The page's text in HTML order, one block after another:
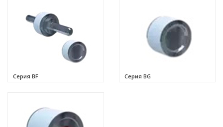
Серия BF Серия BG